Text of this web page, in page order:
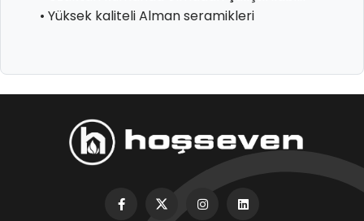
• Yüksek kaliteli Alman seramikleri